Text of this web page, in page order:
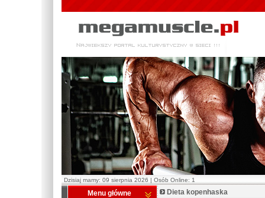
Dzisiaj mamy: 09 sierpnia 2026 | Osób Online: 1
Menu główne Dieta kopenhaska